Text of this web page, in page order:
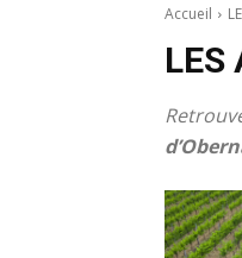
Accueil
LES